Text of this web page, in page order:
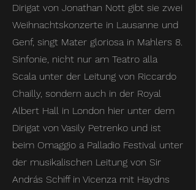
Dirigat von Jonathan Nott gibt sie zwei
Weihnachtskonzerte in Lausanne und
Genf, singt Mater gloriosa in Mahlers 8.
Sinfonie, nicht nur am Teatro alla
Scala unter der Leitung von Riccardo
Chailly, sondern auch in der Royal
Albert Hall in London hier unter dem
Dirigat von Vasily Petrenko und ist
beim Omaggio a Palladio Festival unter
der musikalischen Leitung von Sir
András Schiff in Vicenza mit Haydns